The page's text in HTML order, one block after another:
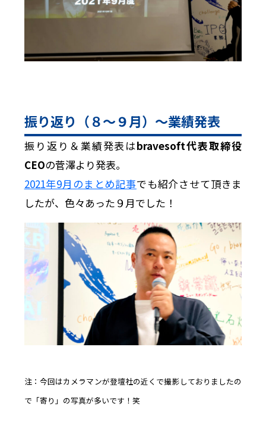
振り返り（８〜９月）〜業績発表
振り返り＆業績発表はbravesoft代表取締役
CEOの菅澤より発表。
2021年9月のまとめ記事でも紹介させて頂きま
したが、色々あった９月でした！
注：今回はカメラマンが登壇社の近くで撮影しておりましたの
で「寄り」の写真が多いです！笑